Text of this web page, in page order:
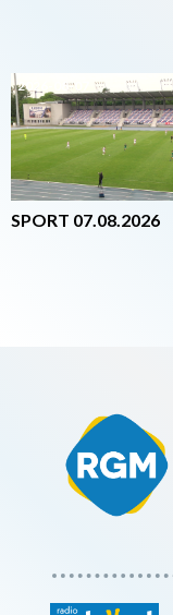
2026-08-07
SPORT 07.08.2026